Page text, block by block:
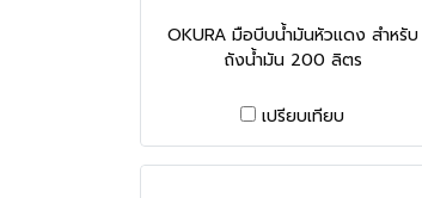
OKURA มือบีบน้ำมันหัวแดง สำหรับ
ถังน้ำมัน 200 ลิตร
เปรียบเทียบ